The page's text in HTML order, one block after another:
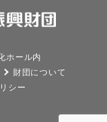
ホール内
財団について
シー